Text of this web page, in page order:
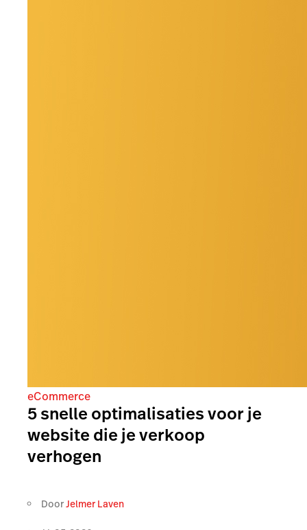
eCommerce
5 snelle optimalisaties voor je
website die je verkoop
verhogen
DoorJelmer Laven